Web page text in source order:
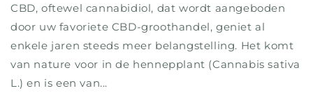
CBD, oftewel cannabidiol, dat wordt aangeboden
door uw favoriete CBD-groothandel, geniet al
enkele jaren steeds meer belangstelling. Het komt
van nature voor in de hennepplant (Cannabis sativa
L.) en is een van...